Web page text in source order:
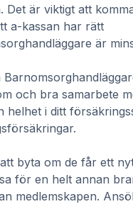
är viktigt att
a-kassan har rätt
är
och bra samarbete
i ditt
byta om de får ett
för en helt annan
medlemskapen.